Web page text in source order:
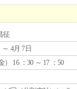
征
～ 4月 7日
） 16 ：30 ～ 17 ：50